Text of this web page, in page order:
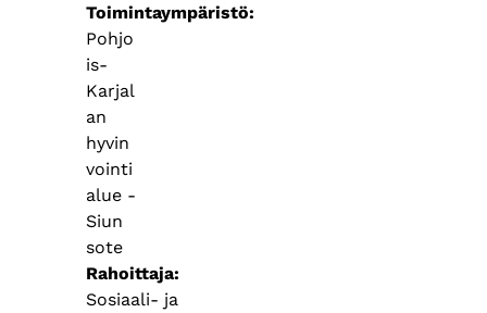
Toimintaympäristö
Pohjo
is-
Karjal
an
hyvin
vointi
alue -
Siun
sote
Rahoittaja
Sosiaali- ja